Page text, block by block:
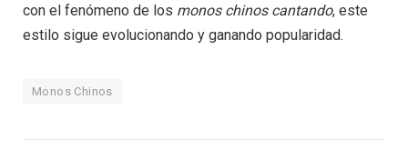
con el fenómeno de los monos chinos cantando, este
estilo sigue evolucionando y ganando popularidad.
Monos Chinos